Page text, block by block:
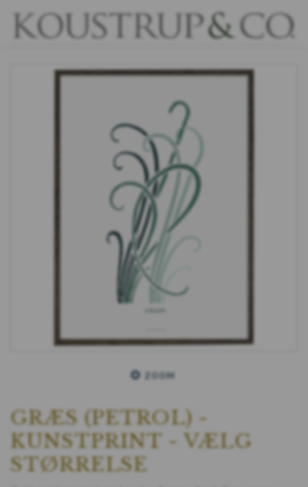
ZOOM
GRÆS (PETROL) -
KUNSTPRINT - VÆLG
STØRRELSE